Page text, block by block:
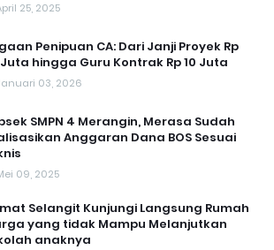
25, 2025
Penipuan CA: Dari Janji Proyek Rp
hingga Guru Kontrak Rp 10 Juta
03, 2026
SMPN 4 Merangin, Merasa Sudah
Anggaran Dana BOS Sesuai
09, 2025
Selangit Kunjungi Langsung Rumah
yang tidak Mampu Melanjutkan
anaknya